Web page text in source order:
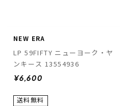
NEW ERA
LP 59FIFTY ニューヨーク・ヤ
ンキース 13554936
¥6,600